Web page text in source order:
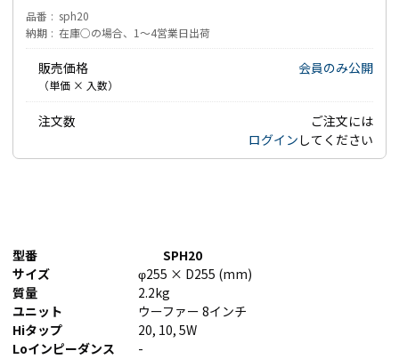
品番
sph20
納期
在庫○の場合、1～4営業日出荷
販売価格
（単価 × 入数）
会員のみ公開
注文数
ご注文には
ログイン してください
型番
SPH20
サイズ
φ255 × D255 (mm)
質量
2.2kg
ユニット
ウーファー 8インチ
Hiタップ
20, 10, 5W
Loインピーダンス
-